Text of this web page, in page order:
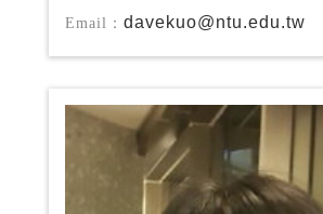
Email： davekuo@ntu.edu.tw